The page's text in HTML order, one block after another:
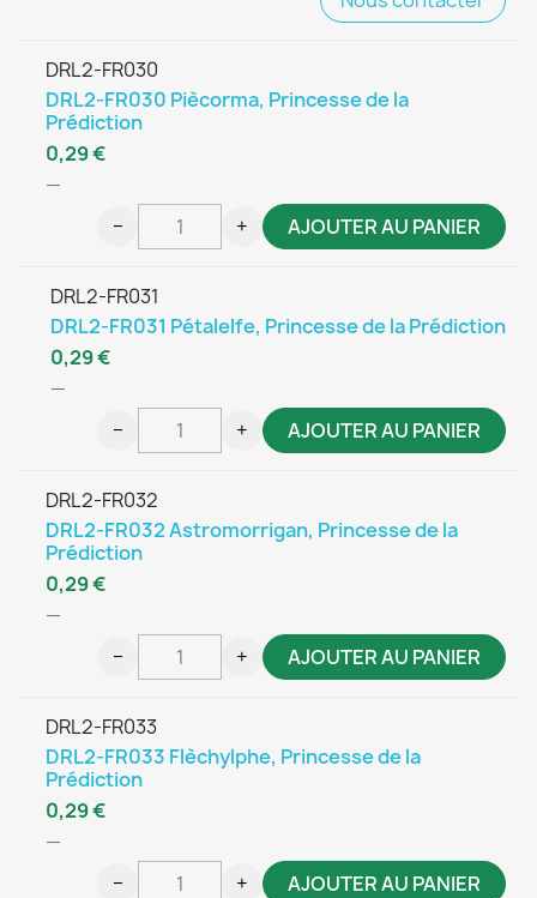
DRL2-FR030
DRL2-FR030 Piècorma, Princesse de la
Prédiction
—
0,29 €
− + AJOUTER AU PANIER
DRL2-FR031
DRL2-FR031 Pétalelfe, Princesse de la Prédiction
—
0,29 €
− + AJOUTER AU PANIER
DRL2-FR032
DRL2-FR032 Astromorrigan, Princesse de la
Prédiction
—
0,29 €
− + AJOUTER AU PANIER
DRL2-FR033
DRL2-FR033 Flèchylphe, Princesse de la
Prédiction
—
0,29 €
− + AJOUTER AU PANIER